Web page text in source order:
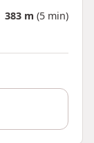
383 m (5 min)